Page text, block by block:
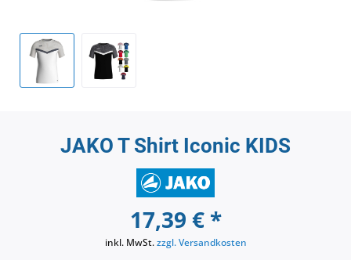
JAKO T Shirt Iconic KIDS
17,39 € *
inkl. MwSt.zzgl. Versandkosten